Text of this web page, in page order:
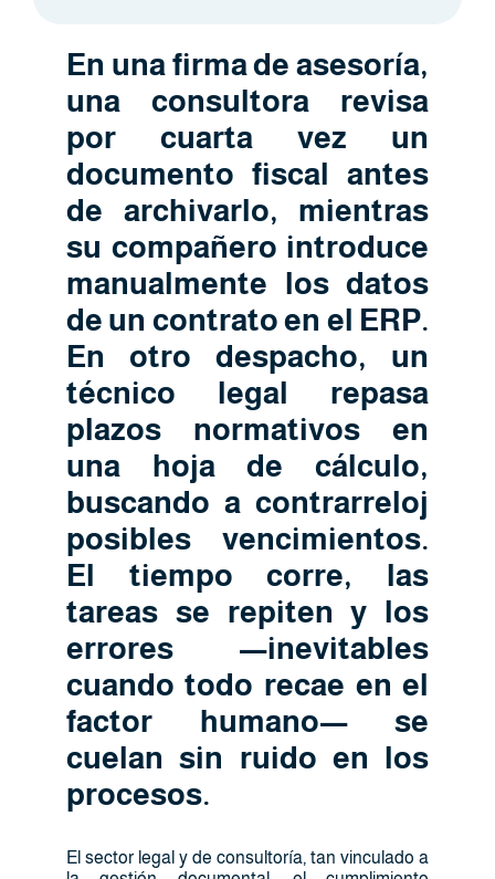
En una firma de asesoría,
una consultora revisa
por cuarta vez un
documento fiscal antes
de archivarlo, mientras
su compañero introduce
manualmente los datos
de un contrato en el ERP.
En otro despacho, un
técnico legal repasa
plazos normativos en
una hoja de cálculo,
buscando a contrarreloj
posibles vencimientos.
El tiempo corre, las
tareas se repiten y los
errores —inevitables
cuando todo recae en el
factor humano— se
cuelan sin ruido en los
procesos.
El sector legal y de consultoría, tan vinculado a